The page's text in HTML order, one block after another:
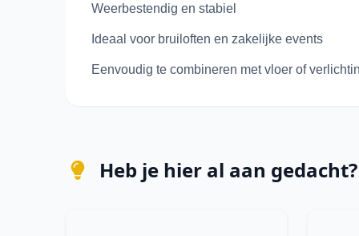
Weerbestendig en stabiel
Ideaal voor bruiloften en zakelijke events
Eenvoudig te combineren met vloer of
Heb je hier al aan gedacht?